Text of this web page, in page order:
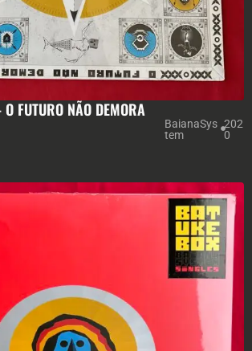
FUTURO NÃO DEMORA
BaianaSys
tem
202
0